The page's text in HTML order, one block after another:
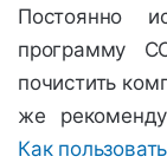
Постоянно
программу
почистить
же
Как